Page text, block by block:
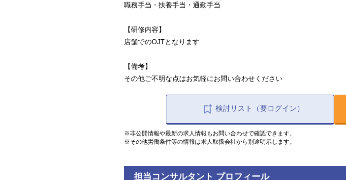
職務手当・扶養手当・通勤手当
【研修内容】
店舗でのOJTとなります
【備考】
その他ご不明な点はお気軽にお問い合わせください
検討リスト（要ログイン）
※非公開情報や最新の求人情報もお問い合わせで確認できます。
※その他労働条件等の情報は求人取扱会社から別途明示します。
担当コンサルタント プロフィール